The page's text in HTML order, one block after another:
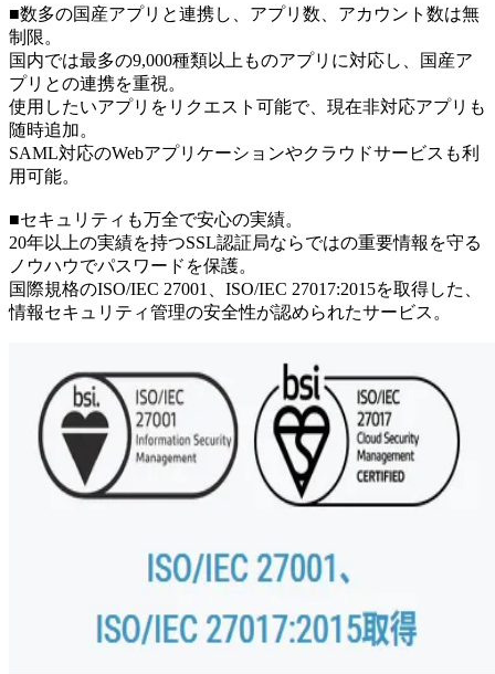
■数多の国産アプリと連携し、アプリ数、アカウント数は無
制限。
国内では最多の9,000種類以上ものアプリに対応し、国産ア
プリとの連携を重視。
使用したいアプリをリクエスト可能で、現在非対応アプリも
随時追加。
SAML対応のWebアプリケーションやクラウドサービスも利
用可能。
■セキュリティも万全で安心の実績。
20年以上の実績を持つSSL認証局ならではの重要情報を守る
ノウハウでパスワードを保護。
国際規格のISO/IEC 27001、ISO/IEC 27017:2015を取得した、
情報セキュリティ管理の安全性が認められたサービス。